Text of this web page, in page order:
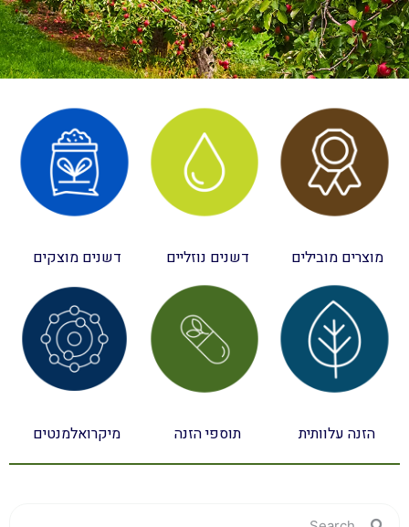
מוצרים מובילים דשנים נוזליים דשנים מוצקים
הזנה עלוותית תוספי הזנה מיקרואלמנטים